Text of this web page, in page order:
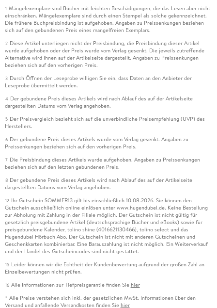
1 Mängelexemplare sind Bücher mit leichten Beschädigungen, die das Lesen aber nicht
einschränken. Mängelexemplare sind durch einen Stempel als solche gekennzeichnet.
Die frühere Buchpreisbindung ist aufgehoben. Angaben zu Preissenkungen beziehen
sich auf den gebundenen Preis eines mangelfreien Exemplars.
2 Diese Artikel unterliegen nicht der Preisbindung, die Preisbindung dieser Artikel
wurde aufgehoben oder der Preis wurde vom Verlag gesenkt. Die jeweils zutreffende
Alternative wird Ihnen auf der Artikelseite dargestellt. Angaben zu Preissenkungen
beziehen sich auf den vorherigen Preis.
3 Durch Öffnen der Leseprobe willigen Sie ein, dass Daten an den Anbieter der
Leseprobe übermittelt werden.
4 Der gebundene Preis dieses Artikels wird nach Ablauf des auf der Artikelseite
dargestellten Datums vom Verlag angehoben.
5 Der Preisvergleich bezieht sich auf die unverbindliche Preisempfehlung (UVP) des
Herstellers.
6 Der gebundene Preis dieses Artikels wurde vom Verlag gesenkt. Angaben zu
Preissenkungen beziehen sich auf den vorherigen Preis.
7 Die Preisbindung dieses Artikels wurde aufgehoben. Angaben zu Preissenkungen
beziehen sich auf den letzten gebundenen Preis.
8 Der gebundene Preis dieses Artikels wird nach Ablauf des auf der Artikelseite
dargestellten Datums vom Verlag angehoben.
12 Ihr Gutschein SOMMER13 gilt bis einschließlich 10.08.2026. Sie können den
Gutschein ausschließlich online einlösen unter www.hugendubel.de. Keine Bestellung
zur Abholung mit Zahlung in der Filiale möglich. Der Gutschein ist nicht gültig für
gesetzlich preisgebundene Artikel (deutschsprachige Bücher und eBooks) sowie für
preisgebundene Kalender, tolino shine (4016621130466), tolino select und das
Hugendubel Hörbuch Abo. Der Gutschein ist nicht mit anderen Gutscheinen und
Geschenkkarten kombinierbar. Eine Barauszahlung ist nicht möglich. Ein Weiterverkauf
und der Handel des Gutscheincodes sind nicht gestattet.
15 Leider können wir die Echtheit der Kundenbewertung aufgrund der großen Zahl an
Einzelbewertungen nicht prüfen.
16 Alle Informationen zur Tiefpreisgarantie finden Sie hier
* Alle Preise verstehen sich inkl. der gesetzlichen MwSt. Informationen über den
Versand und anfallende Versandkosten finden Sie hier